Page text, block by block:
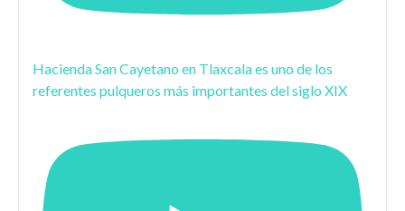
Hacienda San Cayetano en Tlaxcala es uno de los
referentes pulqueros más importantes del siglo XIX